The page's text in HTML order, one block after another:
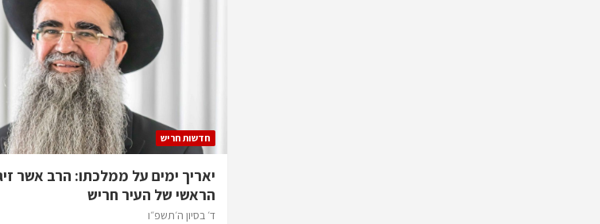
חדשות חריש
יאריך ימים על ממלכתו: הרב אשר
הראשי של העיר חריש
ד׳ בסיון ה׳תשפ״ו